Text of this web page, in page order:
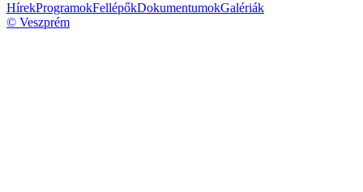
HírekProgramokFellépőkDokumentumokGalériák
© Veszprém